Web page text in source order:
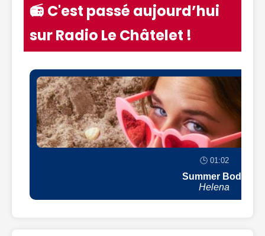
📻 C'est passé aujourd’hui
sur Radio Le Châtelet !
🕒 01:02
Summer Body
Helena